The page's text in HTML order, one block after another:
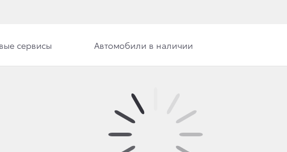
сервисы Автомобили в наличии